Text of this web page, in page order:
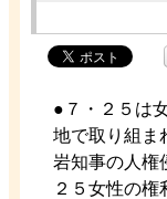
●７・２５は
地で取り組ま
岩知事の人権
２５女性の